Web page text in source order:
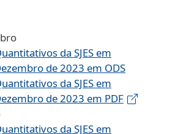
da SJES em
de 2023 em ODS
da SJES em
de 2023 em PDF
da SJES em